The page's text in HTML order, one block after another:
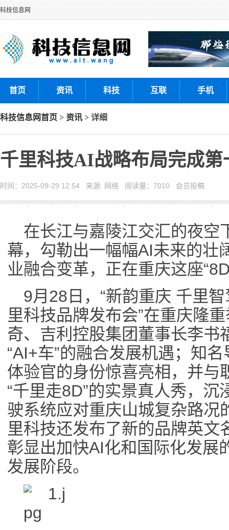
科技信息网
首页 资讯 科技 互联 手机
科技信息网首页 > 资讯 > 详细
千里科技AI战略布局完成
时间：2025-09-29 12:54 来源: 网络 阅读量：7010 会员投稿
在长江与嘉陵江交汇的夜空
幕，勾勒出一幅幅AI未来的壮
业融合变革，正在重庆这座
9月28日，“新韵重庆 千里
里科技品牌发布会”在重庆隆
奇、吉利控股集团董事长李书
“AI+车”的融合发展机遇；知
体验官的身份惊喜亮相，并与
“千里走8D”的实景真人秀，
驶系统应对重庆山城复杂路况
里科技还发布了新的品牌英文
彰显出加快AI化和国际化发展
发展阶段。